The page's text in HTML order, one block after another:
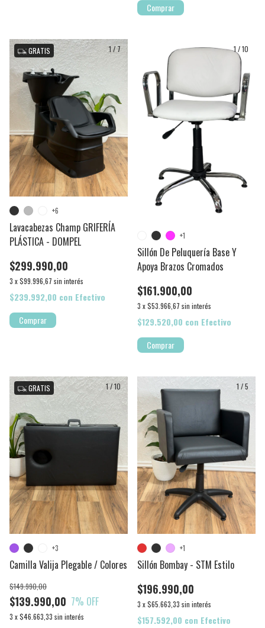
Comprar
1 /7
GRATIS
Lavacabezas Champ GRIFERÍA
PLÁSTICA - DOMPEL
$299.990,00
3 x$99.996,67 sin interés
$239.992,00 con Efectivo
+6
Comprar
1 /10
Sillón De Peluquería Base Y
Apoya Brazos Cromados
$161.900,00
3 x$53.966,67 sin interés
$129.520,00 con Efectivo
+1
Comprar
1/10
GRATIS
Camilla Valija Plegable / Colores
$139.990,00
$149.990,00
7% OFF
3 x$46.663,33 sin interés
+3
1/5
Sillón Bombay - STM Estilo
$196.990,00
3 x$65.663,33 sin interés
$157.592,00 con Efectivo
+1